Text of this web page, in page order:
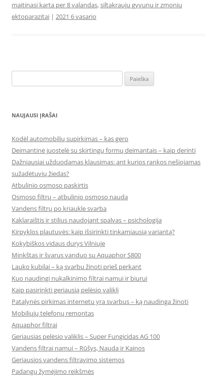
maitinasi karta per 8 valandas,siltakrauju gyvunu ir zmoniu
ektoparazitai | 2021 6 vasario
NAUJAUSI ĮRAŠAI
Kodėl automobilių supirkimas – kas gero
Deimantinė juostelė su skirtingų formų deimantais – kaip derinti
Dažniausiai užduodamas klausimas: ant kurios rankos nešiojamas
sužadėtuvių žiedas?
Atbulinio osmoso paskirtis
Osmoso filtrų – atbulinio osmoso nauda
Vandens filtrų po kriaukle svarba
Kaklaraištis ir stilius naudojant spalvas – psichologija
Kirpyklos plautuvės: kaip išsirinkti tinkamiausią variantą?
Kokybiškos vidaus durys Vilniuje
Minkštas ir švarus vanduo su Aquaphor S800
Lauko kubilai – ką svarbu žinoti prieš perkant
Kuo naudingi nukalkinimo filtrai namui ir biurui
Kaip pasirinkti geriausią pelėsio valiklį
Patalynės pirkimas internetu yra svarbus – ką naudinga žinoti
Mobiliųjų telefonų remontas
Aquaphor filtrai
Geriausias pelėsio valiklis – Super Fungicidas AG 100
Vandens filtrai namui – Rūšys, Nauda ir Kainos
Geriausios vandens filtravimo sistemos
Padangų žymėjimo reikšmės